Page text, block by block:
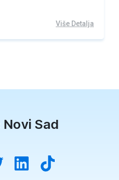
Više Detalja
Sad